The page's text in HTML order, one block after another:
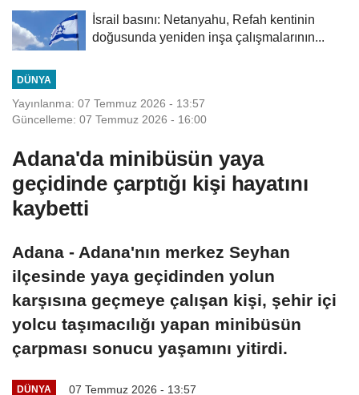
İsrail basını: Netanyahu, Refah kentinin
doğusunda yeniden inşa çalışmalarının...
DÜNYA
Yayınlanma: 07 Temmuz 2026 - 13:57
Güncelleme: 07 Temmuz 2026 - 16:00
Adana'da minibüsün yaya
geçidinde çarptığı kişi hayatını
kaybetti
Adana - Adana'nın merkez Seyhan
ilçesinde yaya geçidinden yolun
karşısına geçmeye çalışan kişi, şehir içi
yolcu taşımacılığı yapan minibüsün
çarpması sonucu yaşamını yitirdi.
DÜNYA 07 Temmuz 2026 - 13:57